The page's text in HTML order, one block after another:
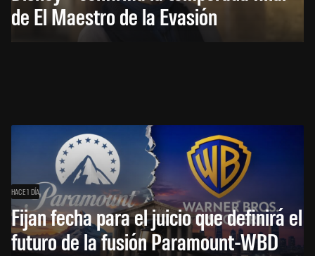
de El Maestro de la Evasión
HACE 1 DÍA
Fijan fecha para el juicio que definirá el
futuro de la fusión Paramount-WBD